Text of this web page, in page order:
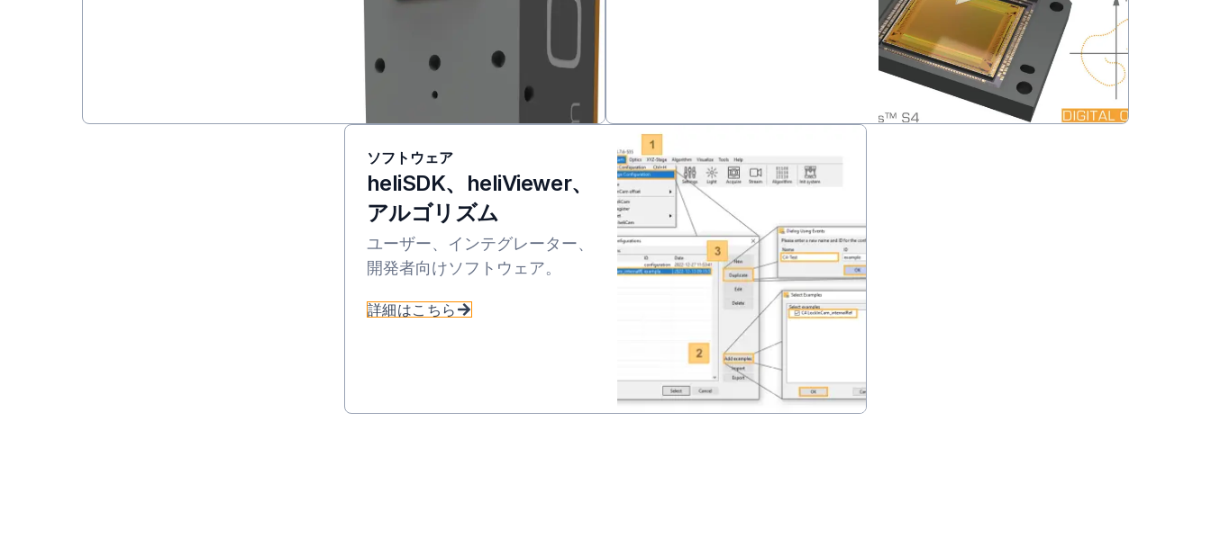
ソフトウェア
heliSDK、heliViewer、
アルゴリズム
ユーザー、インテグレーター、
開発者向けソフトウェア。
詳細はこちら